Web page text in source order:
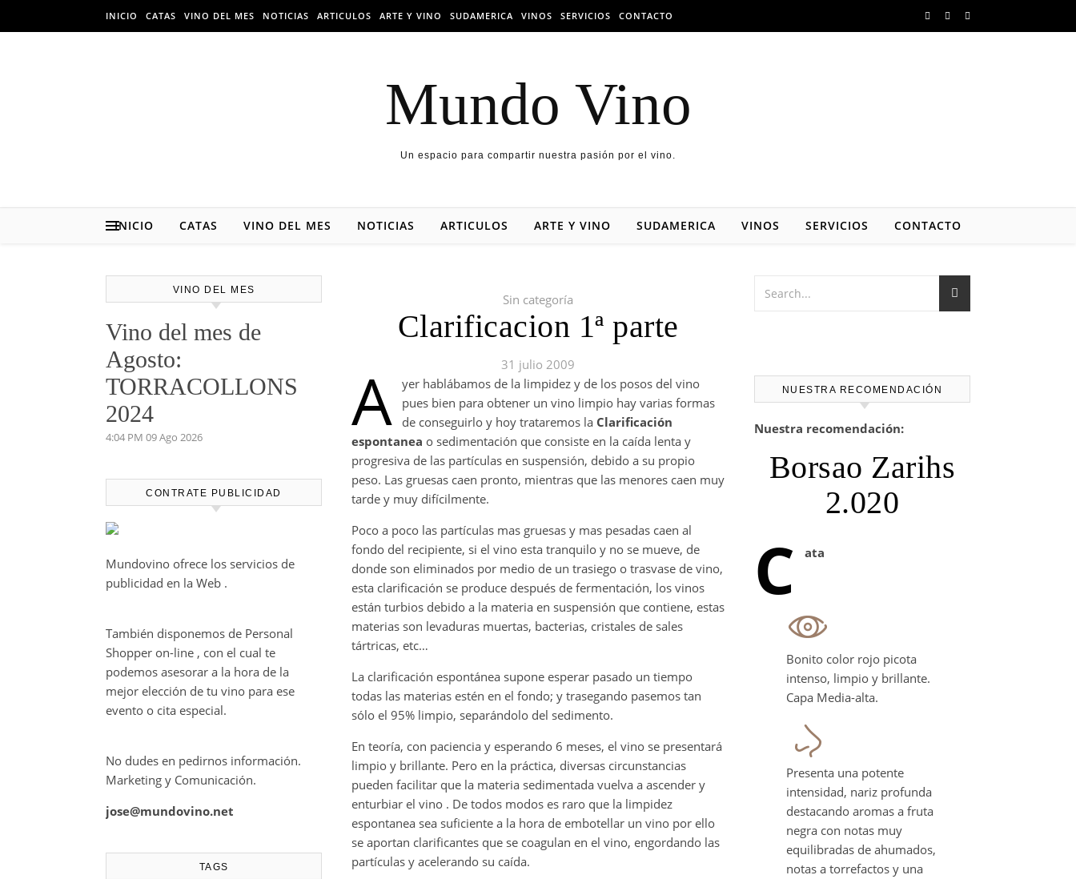
to
INICIO CATAS VINO DEL MES NOTICIAS ARTICULOS ARTE Y VINO SUDAMERICA VINOS SERVICIOS CONTACTO
Mundo Vino
Un espacio para compartir nuestra pasión por el vino.
INICIO CATAS VINO DEL MES NOTICIAS ARTICULOS ARTE Y VINO SUDAMERICA VINOS SERVICIOS CONTACTO
VINO DEL MES
Vino del mes de
Agosto:
TORRACOLLONS
2024
4:04 PM 09 Ago 2026
CONTRATE PUBLICIDAD
Mundovino ofrece los servicios de
publicidad en la Web .
También disponemos de Personal
Shopper on-line , con el cual te
podemos asesorar a la hora de la
mejor elección de tu vino para ese
evento o cita especial.
No dudes en pedirnos información.
Marketing y Comunicación.
jose@mundovino.net
TAGS
Sin categoría
Clarificacion 1ª parte
31 julio 2009
A yer hablábamos de la limpidez y de los posos del vino
pues bien para obtener un vino limpio hay varias formas
de conseguirlo y hoy trataremos la Clarificación
espontanea o sedimentación que consiste en la caída lenta y
progresiva de las partículas en suspensión, debido a su propio
peso. Las gruesas caen pronto, mientras que las menores caen muy
tarde y muy difícilmente.
Poco a poco las partículas mas gruesas y mas pesadas caen al
fondo del recipiente, si el vino esta tranquilo y no se mueve, de
donde son eliminados por medio de un trasiego o trasvase de vino,
esta clarificación se produce después de fermentación, los vinos
están turbios debido a la materia en suspensión que contiene, estas
materias son levaduras muertas, bacterias, cristales de sales
tártricas, etc…
La clarificación espontánea supone esperar pasado un tiempo
todas las materias estén en el fondo; y trasegando pasemos tan
sólo el 95% limpio, separándolo del sedimento.
En teoría, con paciencia y esperando 6 meses, el vino se presentará
limpio y brillante. Pero en la práctica, diversas circunstancias
pueden facilitar que la materia sedimentada vuelva a ascender y
enturbiar el vino . De todos modos es raro que la limpidez
espontanea sea suficiente a la hora de embotellar un vino por ello
se aportan clarificantes que se coagulan en el vino, engordando las
partículas y acelerando su caída.
NUESTRA RECOMENDACIÓN
Nuestra recomendación:
Borsao Zarihs
2.020
C ata
Bonito color rojo picota
intenso, limpio y brillante.
Capa Media-alta.
Presenta una potente
intensidad, nariz profunda
destacando aromas a fruta
negra con notas muy
equilibradas de ahumados,
notas a torrefactos y una